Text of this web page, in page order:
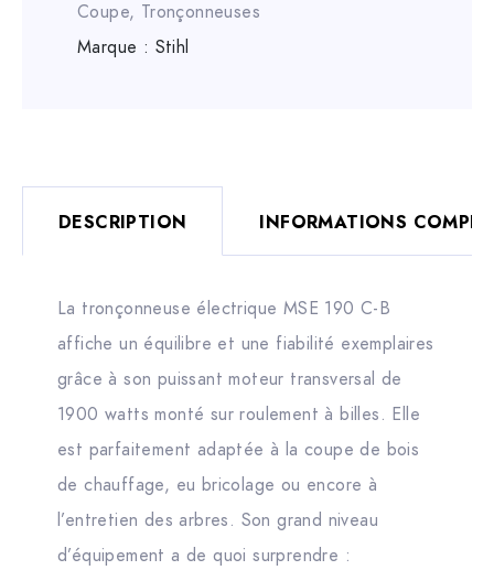
Coupe, Tronçonneuses
Marque : Stihl
DESCRIPTION INFORMATIONS
La tronçonneuse électrique MSE 190 C-B
affiche un équilibre et une fiabilité exemplaires
grâce à son puissant moteur transversal de
1900 watts monté sur roulement à billes. Elle
est parfaitement adaptée à la coupe de bois
de chauffage, eu bricolage ou encore à
l’entretien des arbres. Son grand niveau
d’équipement a de quoi surprendre :